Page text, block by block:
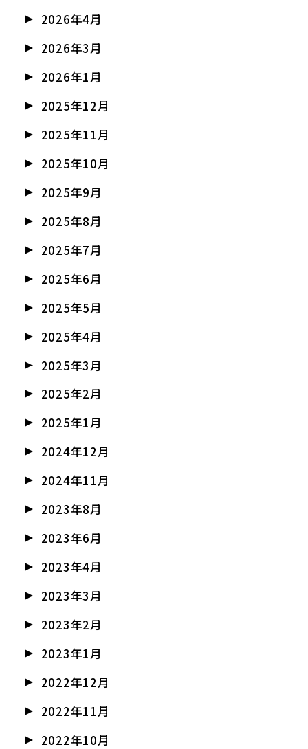
2026年4月
2026年3月
2026年1月
2025年12月
2025年11月
2025年10月
2025年9月
2025年8月
2025年7月
2025年6月
2025年5月
2025年4月
2025年3月
2025年2月
2025年1月
2024年12月
2024年11月
2023年8月
2023年6月
2023年4月
2023年3月
2023年2月
2023年1月
2022年12月
2022年11月
2022年10月